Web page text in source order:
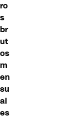
ro
s
br
ut
os
m
en
su
al
es